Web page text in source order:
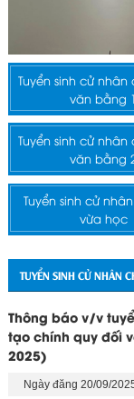
Tuyển sinh cử nhân
văn bằng 1
Tuyển sinh cử nhân
văn bằng
Tuyển sinh cử
vừa học
TUYỂN SINH CỬ NHÂN
Thông báo v/v
tạo chính quy đối
2025)
Ngày đăng 20/09/